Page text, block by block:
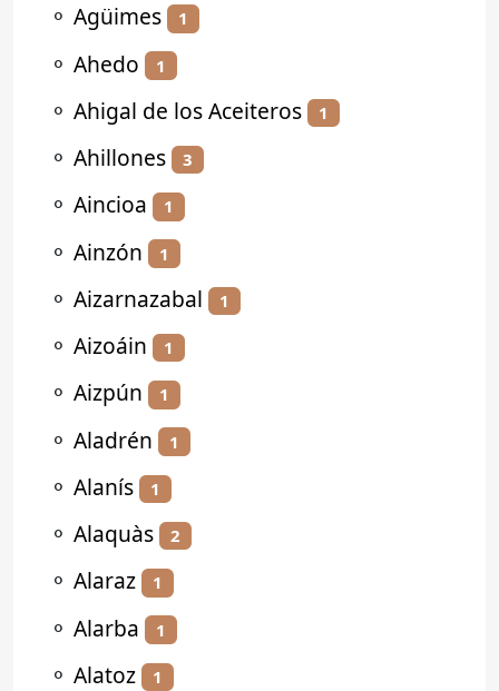
⚬ Agüimes 1
⚬ Ahedo 1
⚬ Ahigal de los Aceiteros 1
⚬ Ahillones 3
⚬ Aincioa 1
⚬ Ainzón 1
⚬ Aizarnazabal 1
⚬ Aizoáin 1
⚬ Aizpún 1
⚬ Aladrén 1
⚬ Alanís 1
⚬ Alaquàs 2
⚬ Alaraz 1
⚬ Alarba 1
⚬ Alatoz 1